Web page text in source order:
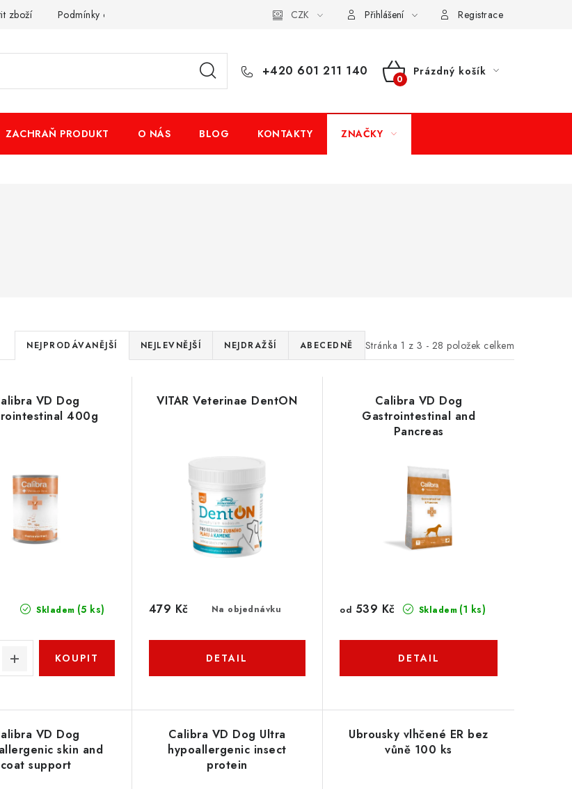
zboží Podmínky ochrany osobních údajů Obchodní podmínky Doprava a platba Moje objednávka
CZK Přihlášení Registrace
+420 601 211 140
NÁKUPNÍ
Prázdný košík
ZACHRAŇ PRODUKT O NÁS BLOG KONTAKTY ZNAČKY
Stránka 1 z 3 - 28 položek celkem
Ř
a
z
e
í
p
r
u
k
t
NEJPRODÁVANĚJŠÍ NEJLEVNĚJŠÍ NEJDRAŽŠÍ ABECEDNĚ
VD Dog
400g
Skladem (5 ks)
VITAR Veterinae DentON
Na objednávku
479 Kč
Calibra VD Dog
Gastrointestinal and
Pancreas
Skladem (1 ks)
od 539 Kč
VD Dog
skin and
coat support
Calibra VD Dog Ultra
hypoallergenic insect
protein
Ubrousky vlhčené ER bez
vůně 100 ks